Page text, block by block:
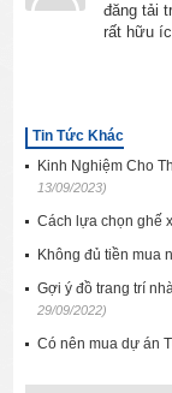
đăng tải
rất hữu
Tin Tức Khác
Kinh Nghiệm Cho
13/09/2023)
Cách lựa chọn ghế
Không đủ tiền mua
Gợi ý đồ trang trí
29/09/2022)
Có nên mua dự án